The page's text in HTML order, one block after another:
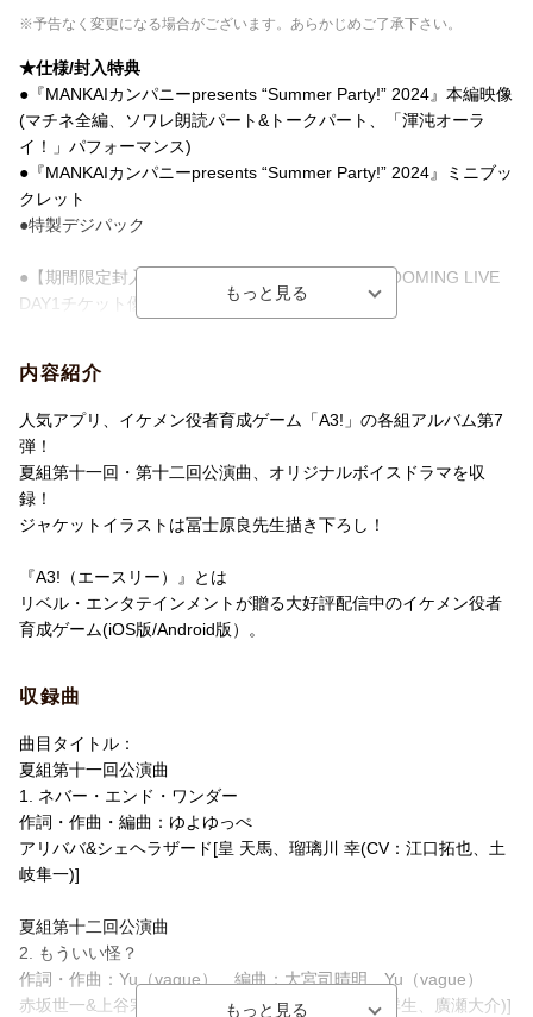
※予告なく変更になる場合がございます。あらかじめご了承下さい。
★仕様/封入特典
●『MANKAIカンパニーpresents “Summer Party!” 2024』本編映像
(マチネ全編、ソワレ朗読パート&トークパート、「渾沌オーラ
イ！」パフォーマンス)
●『MANKAIカンパニーpresents “Summer Party!” 2024』ミニブッ
クレット
●特製デジパック
●【期間限定封入】A3! 10th AnniversAry FULL BLOOMING LIVE
DAY1チケット優先販売申込券
会場：横浜アリーナ
※特典・仕様は予告なく変更となる場合がございます。
内容紹介
人気アプリ、イケメン役者育成ゲーム「A3!」の各組アルバム第7
弾！
夏組第十一回・第十二回公演曲、オリジナルボイスドラマを収
録！
ジャケットイラストは冨士原良先生描き下ろし！
『A3!（エースリー）』とは
リベル・エンタテインメントが贈る大好評配信中のイケメン役者
育成ゲーム(iOS版/Android版）。
収録曲
曲目タイトル：
夏組第十一回公演曲
1. ネバー・エンド・ワンダー
作詞・作曲・編曲：ゆよゆっぺ
アリババ&シェヘラザード[皇 天馬、瑠璃川 幸(CV：江口拓也、土
岐隼一)]
夏組第十二回公演曲
2. もういい怪？
作詞・作曲：Yu（vague） 編曲：大宮司晴明、Yu（vague）
赤坂世一&上谷宗二[向坂 椋、斑鳩三角(CV：山谷祥生、廣瀬大介)]